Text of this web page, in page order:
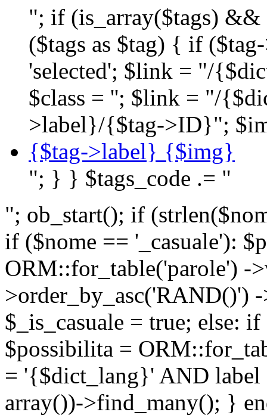
"; if (is_array($tags) &&
($tags as $tag) { if
'selected'; $link = "/
$class = ''; $link = "/
>label}/{$tag->ID}";
{$tag->label} {$img}
"; } } $tags_code .= "
"; ob_start(); if
if ($nome == '_casuale'):
ORM::for_table('parole') -
>order_by_asc('RAND()')
$_is_casuale = true; else:
$possibilita =
= '{$dict_lang}' AND
array())->find_many(); }